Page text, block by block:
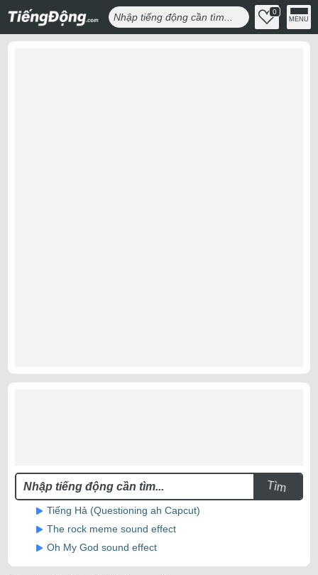
0
MENU
Tìm
Tiếng Hả (Questioning ah Capcut)
The rock meme sound effect
Oh My God sound effect